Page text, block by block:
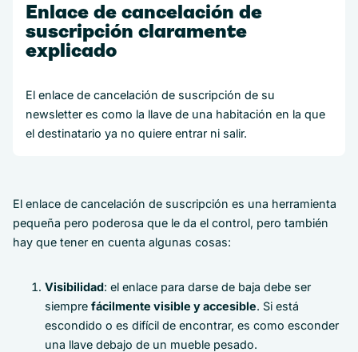
Enlace de cancelación de
suscripción claramente
explicado
El enlace de cancelación de suscripción de su
newsletter es como la llave de una habitación en la que
el destinatario ya no quiere entrar ni salir.
El enlace de cancelación de suscripción es una herramienta
pequeña pero poderosa que le da el control, pero también
hay que tener en cuenta algunas cosas:
Visibilidad: el enlace para darse de baja debe ser
siempre fácilmente visible y accesible. Si está
escondido o es difícil de encontrar, es como esconder
una llave debajo de un mueble pesado.